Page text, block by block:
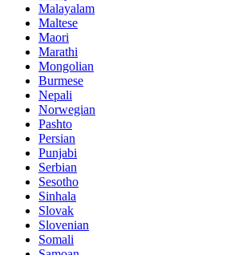
Malayalam
Maltese
Maori
Marathi
Mongolian
Burmese
Nepali
Norwegian
Pashto
Persian
Punjabi
Serbian
Sesotho
Sinhala
Slovak
Slovenian
Somali